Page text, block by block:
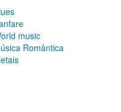
music
Romântica